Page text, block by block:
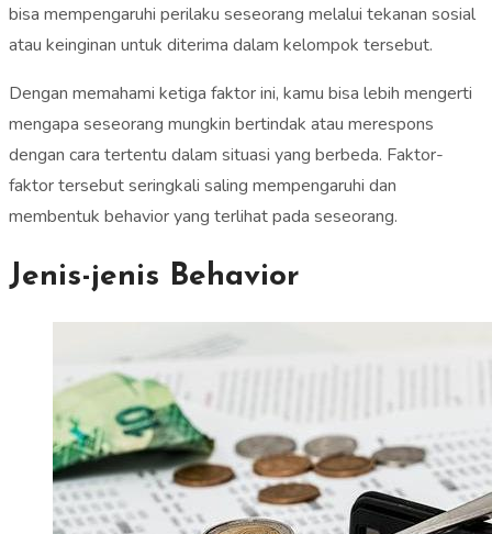
bisa mempengaruhi perilaku seseorang melalui tekanan sosial
atau keinginan untuk diterima dalam kelompok tersebut.
Dengan memahami ketiga faktor ini, kamu bisa lebih mengerti
mengapa seseorang mungkin bertindak atau merespons
dengan cara tertentu dalam situasi yang berbeda. Faktor-
faktor tersebut seringkali saling mempengaruhi dan
membentuk behavior yang terlihat pada seseorang.
Jenis-jenis Behavior